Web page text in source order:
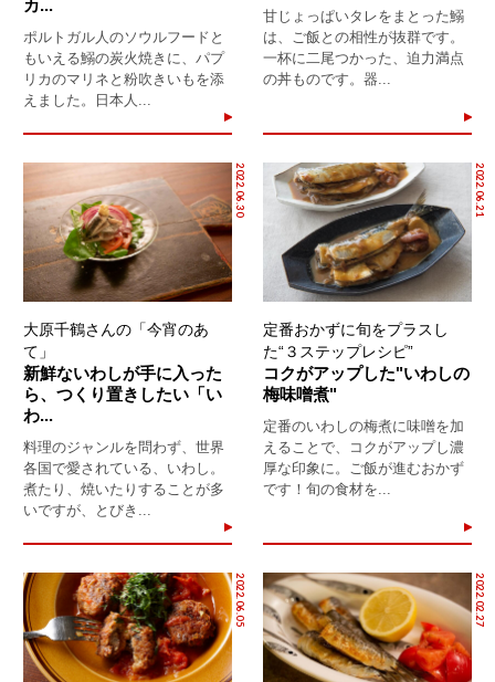
カ...
ポルトガル人のソウルフードと
もいえる鰯の炭火焼きに、パプ
リカのマリネと粉吹きいもを添
えました。日本人...
甘じょっぱいタレをまとった鰯
は、ご飯との相性が抜群です。
一杯に二尾つかった、迫力満点
の丼ものです。器...
2022.06.30
大原千鶴さんの「今宵のあ
て」
新鮮ないわしが手に入った
ら、つくり置きしたい「い
わ...
料理のジャンルを問わず、世界
各国で愛されている、いわし。
煮たり、焼いたりすることが多
いですが、とびき...
2022.06.21
定番おかずに旬をプラスし
た“３ステップレシピ”
コクがアップした"いわしの
梅味噌煮"
定番のいわしの梅煮に味噌を加
えることで、コクがアップし濃
厚な印象に。ご飯が進むおかず
です！旬の食材を...
2022.06.05 2022.02.27